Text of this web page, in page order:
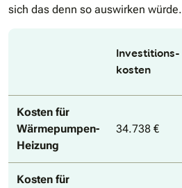
sich das denn so auswirken
Investitions-
kosten
Kosten für
Wärmepumpen-
Heizung
34.738 €
Kosten für